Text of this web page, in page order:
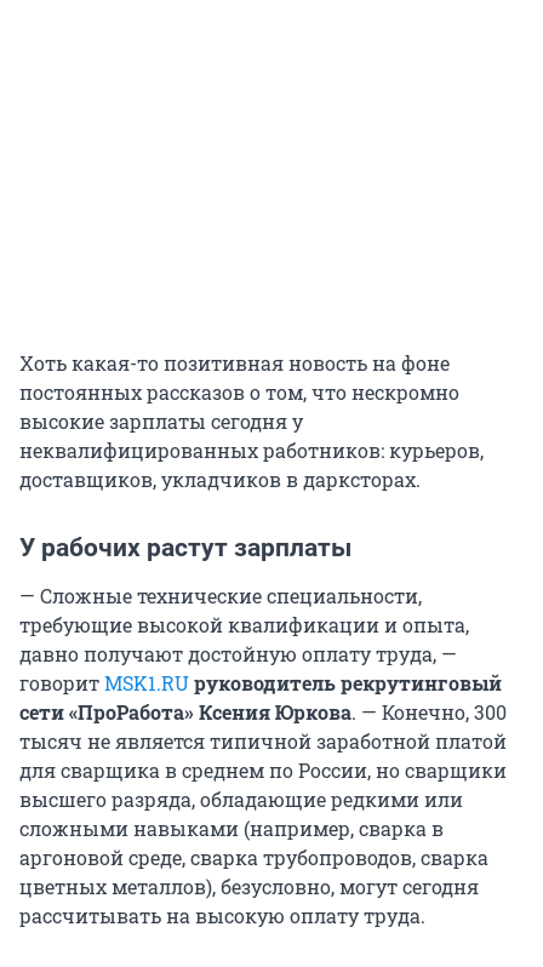
Хоть какая-то позитивная новость на фоне
постоянных рассказов о том, что нескромно
высокие зарплаты сегодня у
неквалифицированных работников: курьеров,
доставщиков, укладчиков в дарксторах.
У рабочих растут зарплаты
— Сложные технические специальности,
требующие высокой квалификации и опыта,
давно получают достойную оплату труда, —
говоритMSK1.RUруководитель рекрутинговый
сети «ПроРабота» Ксения Юркова. — Конечно, 300
тысяч не является типичной заработной платой
для сварщика в среднем по России, но сварщики
высшего разряда, обладающие редкими или
сложными навыками (например, сварка в
аргоновой среде, сварка трубопроводов, сварка
цветных металлов), безусловно, могут сегодня
рассчитывать на высокую оплату труда.